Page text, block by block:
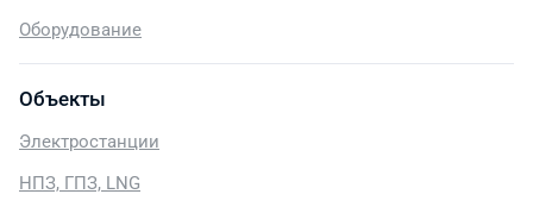
Оборудование
Объекты
Электростанции
НПЗ, ГПЗ, LNG